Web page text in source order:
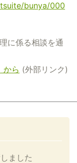
bunya/000
に係る相談を通
から (外部リンク)
ました